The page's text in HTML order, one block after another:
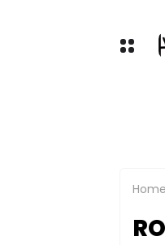
Home